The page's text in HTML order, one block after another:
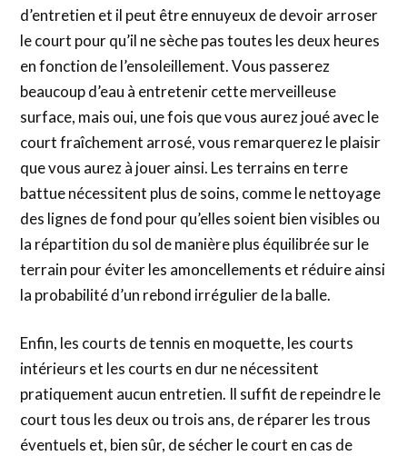
d’entretien et il peut être ennuyeux de devoir arroser
le court pour qu’il ne sèche pas toutes les deux heures
en fonction de l’ensoleillement. Vous passerez
beaucoup d’eau à entretenir cette merveilleuse
surface, mais oui, une fois que vous aurez joué avec le
court fraîchement arrosé, vous remarquerez le plaisir
que vous aurez à jouer ainsi. Les terrains en terre
battue nécessitent plus de soins, comme le nettoyage
des lignes de fond pour qu’elles soient bien visibles ou
la répartition du sol de manière plus équilibrée sur le
terrain pour éviter les amoncellements et réduire ainsi
la probabilité d’un rebond irrégulier de la balle.
Enfin, les courts de tennis en moquette, les courts
intérieurs et les courts en dur ne nécessitent
pratiquement aucun entretien. Il suffit de repeindre le
court tous les deux ou trois ans, de réparer les trous
éventuels et, bien sûr, de sécher le court en cas de